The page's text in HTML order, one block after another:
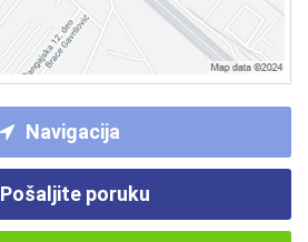
Navigacija
Pošaljite poruku